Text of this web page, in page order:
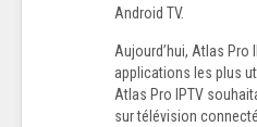
Android TV.
Aujourd’hui, Atlas Pro
applications les plus
Atlas Pro IPTV
sur télévision